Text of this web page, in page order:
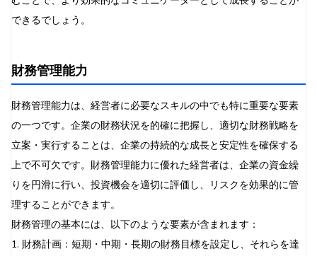
できるでしょう。
財務管理能力
財務管理能力は、経営者に必要なスキルの中でも特に重要な要素
の一つです。企業の財務状況を的確に把握し、適切な財務戦略を
立案・実行することは、企業の持続的な成長と安定性を確保する
上で不可欠です。財務管理能力に優れた経営者は、企業の資金繰
りを円滑に行い、投資機会を適切に評価し、リスクを効果的に管
理することができます。
財務管理の基本には、以下のような要素が含まれます：
1. 財務計画：短期・中期・長期の財務目標を設定し、それらを達